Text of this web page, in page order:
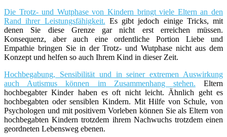
Die Trotz- und Wutphase von Kindern bringt viele Eltern an den
Rand ihrer Leistungsfähigkeit. Es gibt jedoch einige Tricks, mit
denen Sie diese Grenze gar nicht erst erreichen müssen.
Konsequenz, aber auch eine ordentliche Portion Liebe und
Empathie bringen Sie in der Trotz- und Wutphase nicht aus dem
Konzept und helfen so auch Ihrem Kind in dieser Zeit.
Hochbegabung, Sensibilität und in seiner extremen Auswirkung
auch Autismus können im Zusammenhang stehen. Eltern
hochbegabter Kinder haben es oft nicht leicht. Ähnlich geht es
hochbegabten oder sensiblen Kindern. Mit Hilfe von Schule, von
Psychologen und mit positivem Vorleben können Sie als Eltern von
hochbegabten Kindern trotzdem ihrem Nachwuchs trotzdem einen
geordneten Lebensweg ebenen.